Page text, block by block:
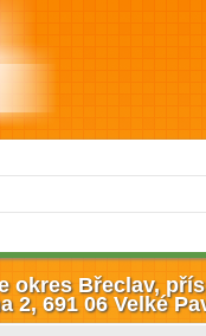
okres Břeclav,
2, 691 06 Velké